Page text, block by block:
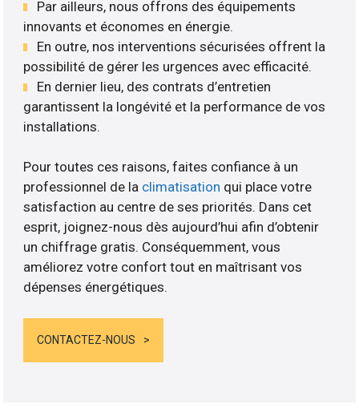
Par ailleurs, nous offrons des équipements
innovants et économes en énergie.
En outre, nos interventions sécurisées offrent la
possibilité de gérer les urgences avec efficacité.
En dernier lieu, des contrats d’entretien
garantissent la longévité et la performance de vos
installations.
Pour toutes ces raisons, faites confiance à un
professionnel de la climatisation qui place votre
satisfaction au centre de ses priorités. Dans cet
esprit, joignez-nous dès aujourd’hui afin d’obtenir
un chiffrage gratis. Conséquemment, vous
améliorez votre confort tout en maîtrisant vos
dépenses énergétiques.
CONTACTEZ-NOUS